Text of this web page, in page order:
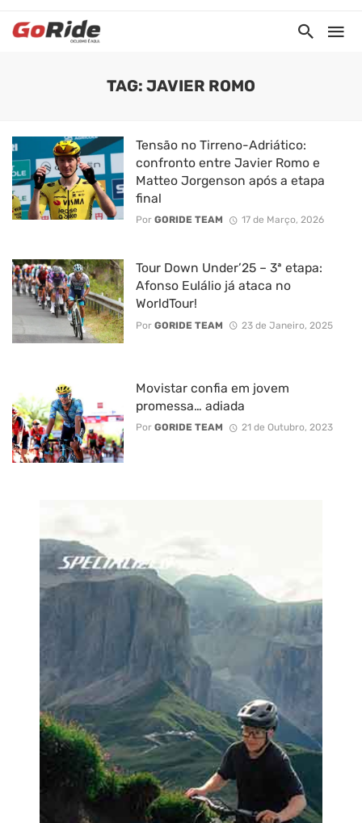
TAG: JAVIER ROMO
Tensão no Tirreno-Adriático:
confronto entre Javier Romo e
Matteo Jorgenson após a etapa
final
Por GORIDE TEAM 17 de Março, 2026
Tour Down Under’25 – 3ª etapa:
Afonso Eulálio já ataca no
WorldTour!
Por GORIDE TEAM 23 de Janeiro, 2025
Movistar confia em jovem
promessa… adiada
Por GORIDE TEAM 21 de Outubro, 2023